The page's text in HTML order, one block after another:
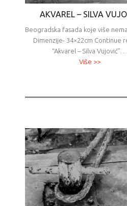
AKVAREL – SILVA
Beogradska fasada koje više
Dimenzije- 34×22cm Continue
“Akvarel – Silva Vujović”…
Više >>